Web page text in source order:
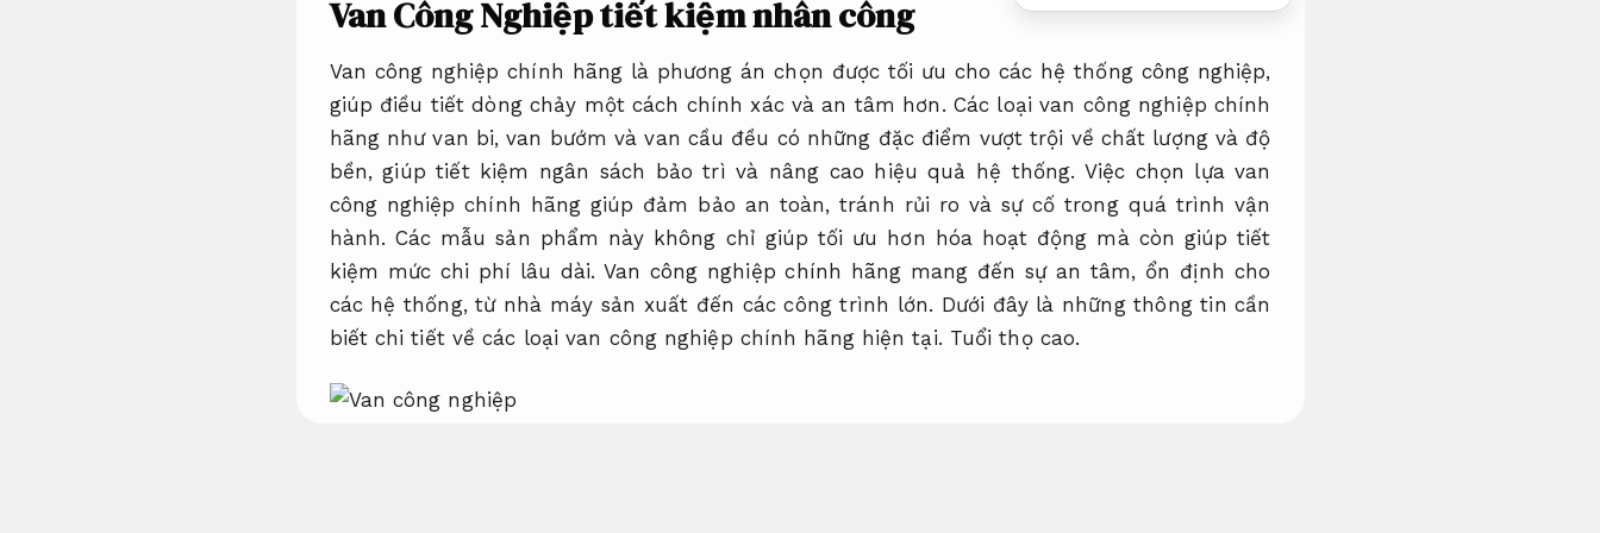
Van Công Nghiệp tiết kiệm nhân công
Van công nghiệp chính hãng là phương án chọn được tối ưu cho các hệ thống công nghiệp,
giúp điều tiết dòng chảy một cách chính xác và an tâm hơn. Các loại van công nghiệp chính
hãng như van bi, van bướm và van cầu đều có những đặc điểm vượt trội về chất lượng và độ
bền, giúp tiết kiệm ngân sách bảo trì và nâng cao hiệu quả hệ thống. Việc chọn lựa van
công nghiệp chính hãng giúp đảm bảo an toàn, tránh rủi ro và sự cố trong quá trình vận
hành. Các mẫu sản phẩm này không chỉ giúp tối ưu hơn hóa hoạt động mà còn giúp tiết
kiệm mức chi phí lâu dài. Van công nghiệp chính hãng mang đến sự an tâm, ổn định cho
các hệ thống, từ nhà máy sản xuất đến các công trình lớn. Dưới đây là những thông tin cần
biết chi tiết về các loại van công nghiệp chính hãng hiện tại. Tuổi thọ cao.